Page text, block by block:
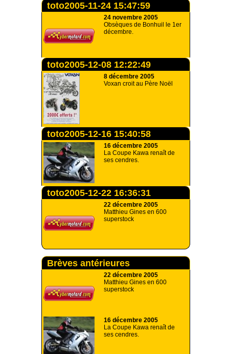
toto2005-11-24 15:47:59
24 novembre 2005
Obsèques de Bonhuil le 1er
décembre.
toto2005-12-08 12:22:49
8 décembre 2005
Voxan croit au Père Noël
toto2005-12-16 15:40:58
16 décembre 2005
La Coupe Kawa renaît de
ses cendres.
toto2005-12-22 16:36:31
22 décembre 2005
Matthieu Gines en 600
superstock
Brèves antérieures
22 décembre 2005
Matthieu Gines en 600
superstock
16 décembre 2005
La Coupe Kawa renaît de
ses cendres.